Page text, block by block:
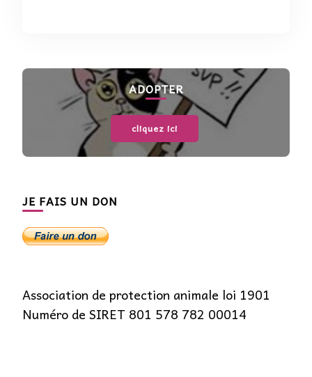
ADOPTER
cliquez ici
JE FAIS UN DON
Association de protection animale loi 1901
Numéro de SIRET 801 578 782 00014